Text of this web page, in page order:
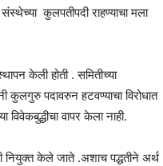
कुलपतीपदी राहण्याचा मला
केली होती . समितीच्या
कुलगुरु पदावरुन हटवण्याचा विरोधात
वापर केला नाही.
नियुक्त केले जाते .अशाच पद्धतीने अर्थ